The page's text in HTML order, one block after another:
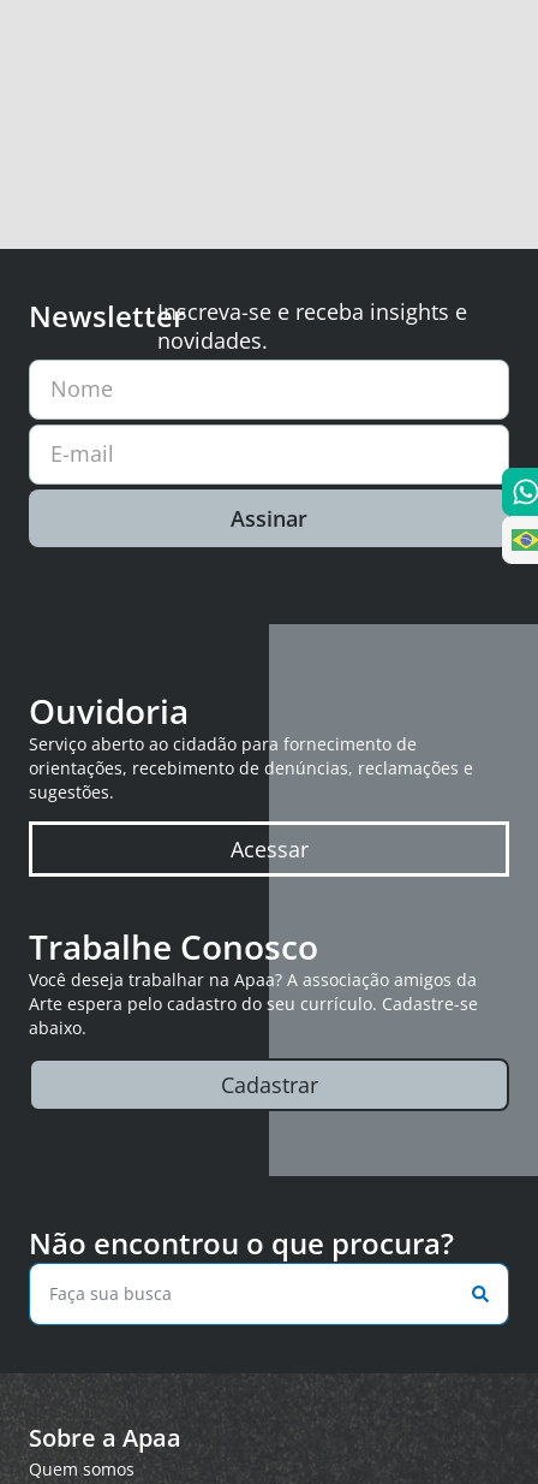
NewsletterInscreva-se e receba insights e
novidades.
Nome
E-mail
Assinar
Ouvidoria
Serviço aberto ao cidadão para fornecimento de
orientações, recebimento de denúncias, reclamações e
sugestões.
Acessar
Trabalhe Conosco
Você deseja trabalhar na Apaa? A associação amigos da
Arte espera pelo cadastro do seu currículo. Cadastre-se
abaixo.
Cadastrar
Não encontrou o que procura?
Sobre a Apaa
Quem somos